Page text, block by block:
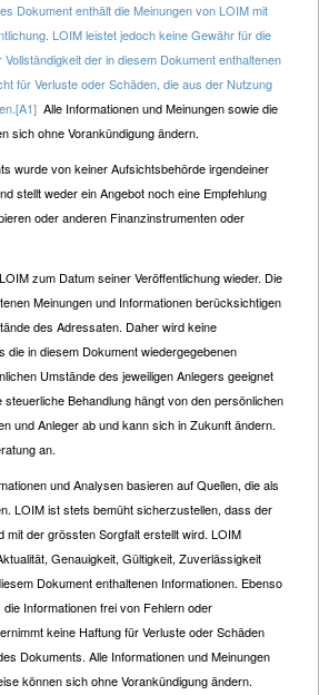
Dokument enthält die Meinungen von LOIM mit
LOIM leistet jedoch keine Gewähr für die
der in diesem Dokument enthaltenen
für Verluste oder Schäden, die aus der Nutzung
[A1] Alle Informationen und Meinungen sowie die
sich ohne Vorankündigung ändern.
wurde von keiner Aufsichtsbehörde irgendeiner
stellt weder ein Angebot noch eine Empfehlung
oder anderen Finanzinstrumenten oder
zum Datum seiner Veröffentlichung wieder. Die
Meinungen und Informationen berücksichtigen
des Adressaten. Daher wird keine
die in diesem Dokument wiedergegebenen
Umstände des jeweiligen Anlegers geeignet
Behandlung hängt von den persönlichen
und Anleger ab und kann sich in Zukunft ändern.
an.
und Analysen basieren auf Quellen, die als
LOIM ist stets bemüht sicherzustellen, dass der
mit der grössten Sorgfalt erstellt wird. LOIM
Genauigkeit, Gültigkeit, Zuverlässigkeit
Dokument enthaltenen Informationen. Ebenso
Informationen frei von Fehlern oder
keine Haftung für Verluste oder Schäden
Dokuments. Alle Informationen und Meinungen
können sich ohne Vorankündigung ändern.